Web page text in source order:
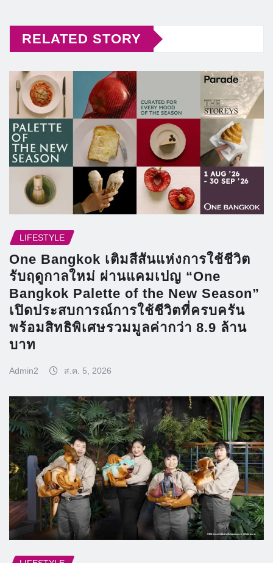
RELATED STORY
LIFESTYLE
One Bangkok เติมสีสันแห่งการใช้ชีวิต
รับฤดูกาลใหม่ ผ่านแคมเปญ “One
Bangkok Palette of the New Season”
เปิดประสบการณ์การใช้ชีวิตที่ครบครัน
พร้อมสิทธิพิเศษรวมมูลค่ากว่า 8.9 ล้าน
บาท
Admin2 ส.ค. 5, 2026